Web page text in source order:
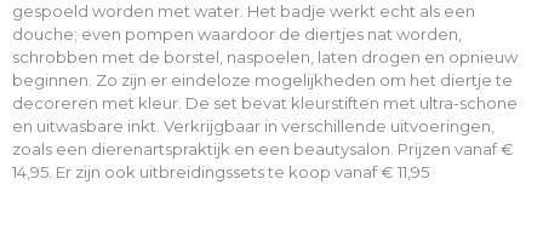
gespoeld worden met water. Het badje werkt echt als een
douche; even pompen waardoor de diertjes nat worden,
schrobben met de borstel, naspoelen, laten drogen en opnieuw
beginnen. Zo zijn er eindeloze mogelijkheden om het diertje te
decoreren met kleur. De set bevat kleurstiften met ultra-schone
en uitwasbare inkt. Verkrijgbaar in verschillende uitvoeringen,
zoals een dierenartspraktijk en een beautysalon. Prijzen vanaf €
14,95. Er zijn ook uitbreidingssets te koop vanaf € 11,95